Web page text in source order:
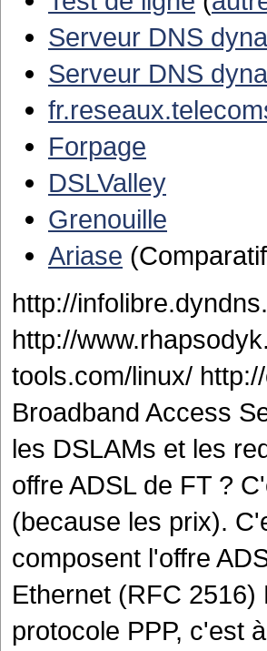
Serveur DNS
Serveur DNS
Forpage
DSLValley
Grenouille
Ariase
http://
http://
tools.com/linux/
Broadband Access
les DSLAMs et les
offre ADSL de FT ?
(because les prix).
composent l'offre
Ethernet (RFC
protocole PPP, c'est